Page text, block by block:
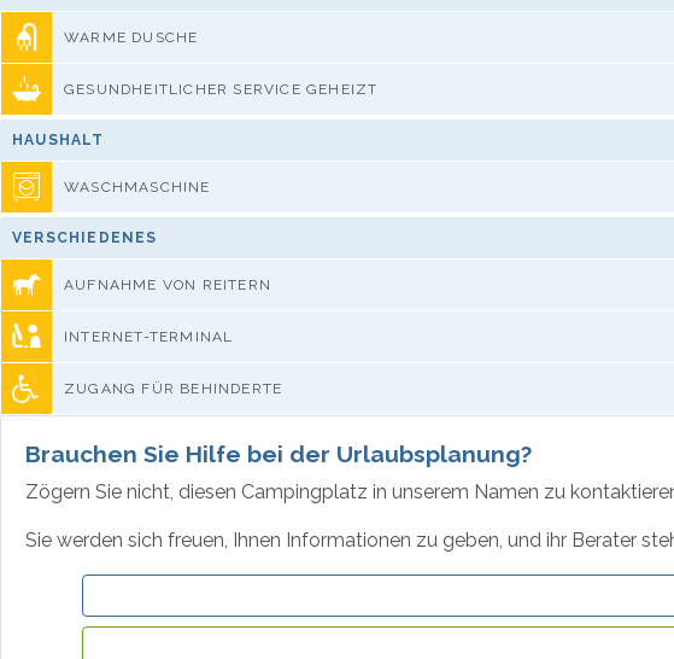
WARME DUSCHE
GESUNDHEITLICHER SERVICE GEHEIZT
HAUSHALT
WASCHMASCHINE
VERSCHIEDENES
AUFNAHME VON REITERN
INTERNET-TERMINAL
ZUGANG FÜR BEHINDERTE
Brauchen Sie Hilfe bei der Urlaubsplanung?
Zögern Sie nicht, diesen Campingplatz in unserem Namen zu
Sie werden sich freuen, Ihnen Informationen zu geben, und ihr Berater